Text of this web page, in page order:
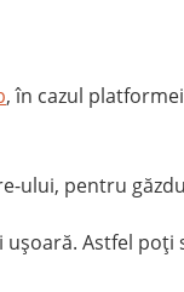
, în cazul
ului, pentru
Astfel